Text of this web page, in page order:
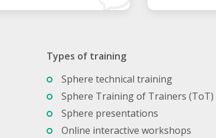
Types of training
Sphere technical training
Sphere Training of Trainers (ToT)
Sphere presentations
Online interactive workshops